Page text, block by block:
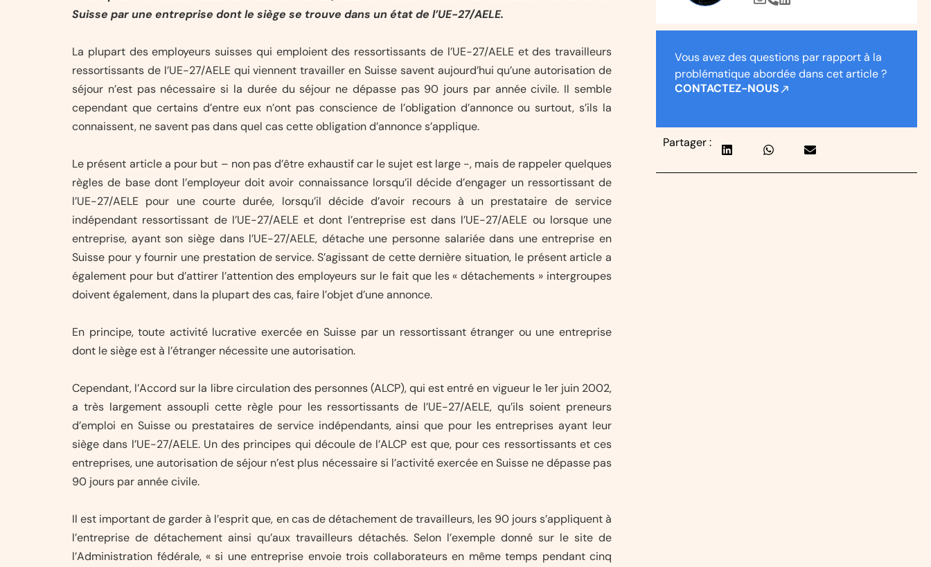
Suisse par une entreprise dont le siège se trouve dans un état de l’UE-27/AELE.
La plupart des employeurs suisses qui emploient des ressortissants de l’UE-27/AELE et des travailleurs
ressortissants de l’UE-27/AELE qui viennent travailler en Suisse savent aujourd’hui qu’une autorisation de
séjour n’est pas nécessaire si la durée du séjour ne dépasse pas 90 jours par année civile. Il semble
cependant que certains d’entre eux n’ont pas conscience de l’obligation d’annonce ou surtout, s’ils la
connaissent, ne savent pas dans quel cas cette obligation d’annonce s’applique.
Le présent article a pour but – non pas d’être exhaustif car le sujet est large -, mais de rappeler quelques
règles de base dont l’employeur doit avoir connaissance lorsqu’il décide d’engager un ressortissant de
l’UE-27/AELE pour une courte durée, lorsqu’il décide d’avoir recours à un prestataire de service
indépendant ressortissant de l’UE-27/AELE et dont l’entreprise est dans l’UE-27/AELE ou lorsque une
entreprise, ayant son siège dans l’UE-27/AELE, détache une personne salariée dans une entreprise en
Suisse pour y fournir une prestation de service. S’agissant de cette dernière situation, le présent article a
également pour but d’attirer l’attention des employeurs sur le fait que les « détachements » intergroupes
doivent également, dans la plupart des cas, faire l’objet d’une annonce.
En principe, toute activité lucrative exercée en Suisse par un ressortissant étranger ou une entreprise
dont le siège est à l’étranger nécessite une autorisation.
Cependant, l’Accord sur la libre circulation des personnes (ALCP), qui est entré en vigueur le 1er juin 2002,
a très largement assoupli cette règle pour les ressortissants de l’UE-27/AELE, qu’ils soient preneurs
d’emploi en Suisse ou prestataires de service indépendants, ainsi que pour les entreprises ayant leur
siège dans l’UE-27/AELE. Un des principes qui découle de l’ALCP est que, pour ces ressortissants et ces
entreprises, une autorisation de séjour n’est plus nécessaire si l’activité exercée en Suisse ne dépasse pas
90 jours par année civile.
Il est important de garder à l’esprit que, en cas de détachement de travailleurs, les 90 jours s’appliquent à
l’entreprise de détachement ainsi qu’aux travailleurs détachés. Selon l’exemple donné sur le site de
l’Administration fédérale, « si une entreprise envoie trois collaborateurs en même temps pendant cinq
Vous avez des questions par rapport à la
problématique abordée dans cet article ?
CONTACTEZ-NOUS
Partager :